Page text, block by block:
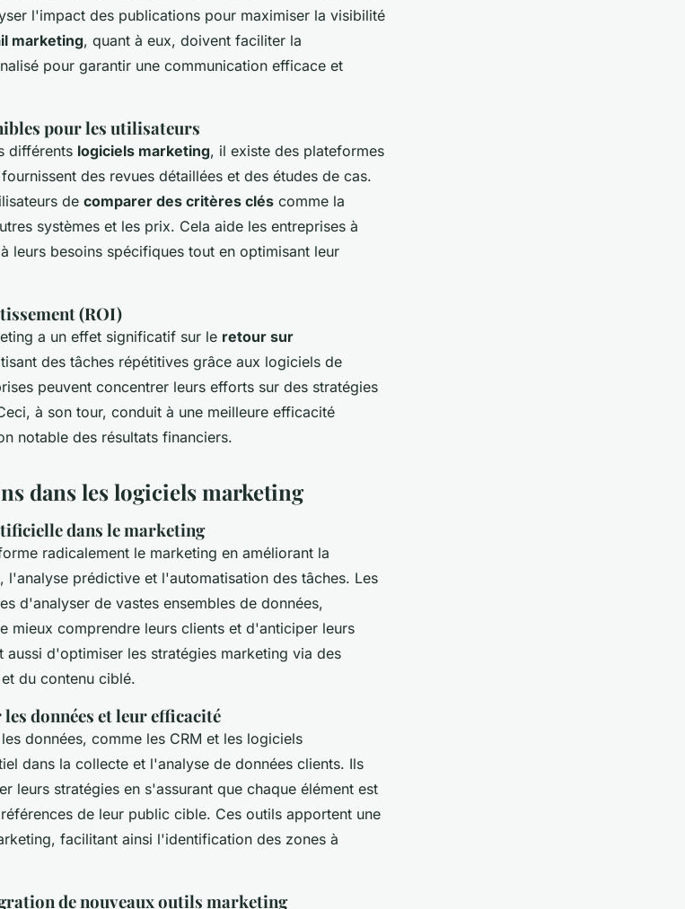
l'impact des publications pour maximiser la visibilité
marketing, quant à eux, doivent faciliter la
pour garantir une communication efficace et
pour les utilisateurs
différents logiciels marketing, il existe des plateformes
des revues détaillées et des études de cas.
de comparer des critères clés comme la
systèmes et les prix. Cela aide les entreprises à
leurs besoins spécifiques tout en optimisant leur
(ROI)
a un effet significatif sur le retour sur
des tâches répétitives grâce aux logiciels de
peuvent concentrer leurs efforts sur des stratégies
à son tour, conduit à une meilleure efficacité
notable des résultats financiers.
dans les logiciels marketing
dans le marketing
radicalement le marketing en améliorant la
l'analyse prédictive et l'automatisation des tâches. Les
d'analyser de vastes ensembles de données,
mieux comprendre leurs clients et d'anticiper leurs
aussi d'optimiser les stratégies marketing via des
du contenu ciblé.
données et leur efficacité
données, comme les CRM et les logiciels
dans la collecte et l'analyse de données clients. Ils
leurs stratégies en s'assurant que chaque élément est
de leur public cible. Ces outils apportent une
facilitant ainsi l'identification des zones à
de nouveaux outils marketing